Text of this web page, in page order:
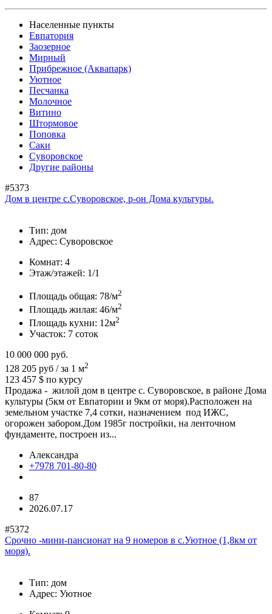
Населенные пункты
Евпатория
Заозерное
Мирный
Прибрежное (Аквапарк)
Уютное
Песчанка
Молочное
Витино
Штормовое
Поповка
Саки
Суворовское
Другие районы
#5373
Дом в центре с.Суворовское, р-он Дома культуры.
Тип: дом
Адрес: Суворовское
Комнат: 4
Этаж/этажей: 1/1
Площадь общая: 78/м2
Площадь жилая: 46/м2
Площадь кухни: 12м2
Участок: 7 соток
10 000 000 руб.
128 205 руб / за 1 м2
123 457 $ по курсу
Продажа - жилой дом в центре с. Суворовское, в районе Дома
культуры (5км от Евпатории и 9км от моря).Расположен на
земельном участке 7,4 сотки, назначением под ИЖС,
огорожен забором.Дом 1985г постройки, на ленточном
фундаменте, построен из...
Александра
+7978 701-80-80
87
2026.07.17
#5372
Срочно -мини-пансионат на 9 номеров в с.Уютное (1,8км от
моря).
Тип: дом
Адрес: Уютное